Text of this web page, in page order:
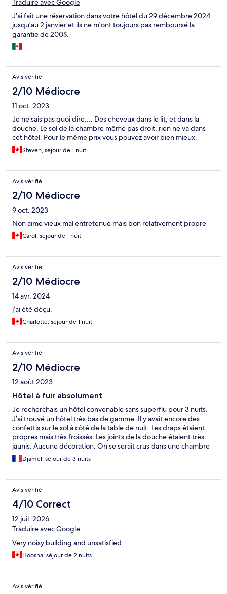
Traduire avec Google
J'ai fait une réservation dans votre hôtel du 29 décembre 2024
jusqu'au 2 janvier et ils ne m'ont toujours pas remboursé la
garantie de 200$.
Avis vérifié
2/10 Médiocre
11 oct. 2023
Je ne sais pas quoi dire.... Des cheveux dans le lit, et dans la
douche. Le sol de la chambre même pas droit, rien ne va dans
cet hôtel. Pour le même prix vous pouvez avoir bien mieux.
Steven, séjour de 1 nuit
Avis vérifié
2/10 Médiocre
9 oct. 2023
Non aime vieux mal entretenue mais bon relativement propre
Carol, séjour de 1 nuit
Avis vérifié
2/10 Médiocre
14 avr. 2024
j’ai été déçu.
Charlotte, séjour de 1 nuit
Avis vérifié
2/10 Médiocre
12 août 2023
Hôtel à fuir absolument
Je recherchais un hôtel convenable sans superflu pour 3 nuits.
J’ai trouvé un hôtel très bas de gamme. Il y avait encore des
confettis sur le sol à côté de la table de nuit. Les draps étaient
propres mais très froissés. Les joints de la douche étaient très
jaunis. Aucune décoration. On se serait crus dans une chambre
d’hôpital. Même l’entrée était sale avec la peinture très mal faite
digne d’un amateur.
Djamel, séjour de 3 nuits
Avis vérifié
4/10 Correct
12 juil. 2026
Traduire avec Google
Very noisy building and unsatisfied
Hoosha, séjour de 2 nuits
Avis vérifié